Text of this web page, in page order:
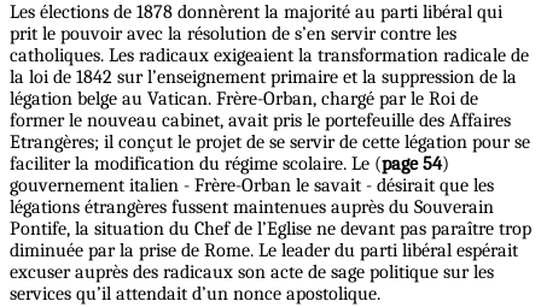
Les élections de 1878 donnèrent la majorité au parti libéral qui
prit le pouvoir avec la résolution de s’en servir contre les
catholiques. Les radicaux exigeaient la transformation radicale de
la loi de 1842 sur l’enseignement primaire et la suppression de la
légation belge au Vatican. Frère-Orban, chargé par le Roi de
former le nouveau cabinet, avait pris le portefeuille des Affaires
Etrangères; il conçut le projet de se servir de cette légation pour se
faciliter la modification du régime scolaire. Le (page 54)
gouvernement italien - Frère-Orban le savait - désirait que les
légations étrangères fussent maintenues auprès du Souverain
Pontife, la situation du Chef de l’Eglise ne devant pas paraître trop
diminuée par la prise de Rome. Le leader du parti libéral espérait
excuser auprès des radicaux son acte de sage politique sur les
services qu’il attendait d’un nonce apostolique.